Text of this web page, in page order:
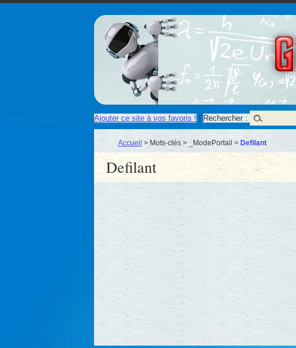
Ajouter ce site à vos favoris ! | Rechercher :
Accueil > Mots-clés > _ModePortail > Defilant
Defilant